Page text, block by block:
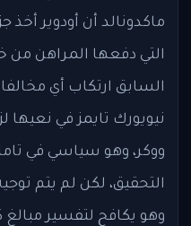
ماكدونالد أن أودوير
التي دفعها المراهن من
السابق ارتكاب أي
نيويورك تايمز في نعيها
التحقيق، لكن لم يتم
وهو يكافح لتفسير